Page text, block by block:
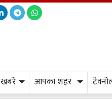
खबरें आपका शहर